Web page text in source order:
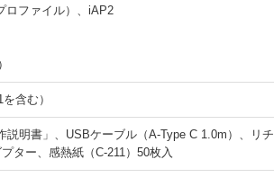
ロファイル）、iAP2
含む）
説明書」、USBケーブル（A-Type C 1.0m）、リチ
ター、感熱紙（C-211）50枚入